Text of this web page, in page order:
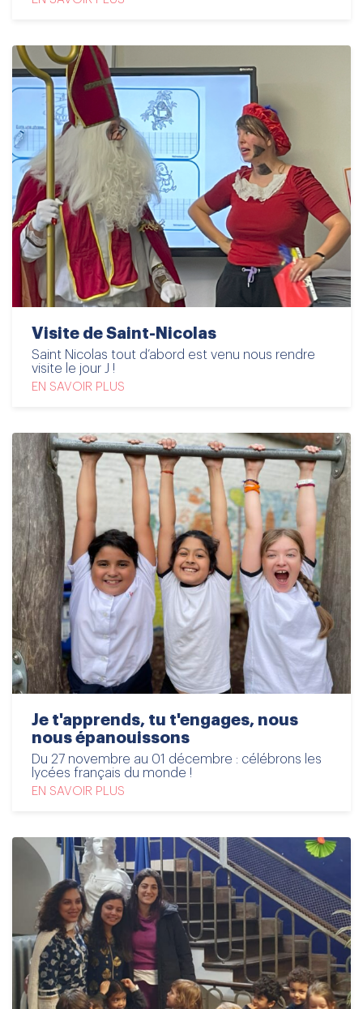
Visite de Saint-Nicolas
Saint Nicolas tout d’abord est venu nous rendre
visite le jour J !
EN SAVOIR PLUS
Je t'apprends, tu t'engages, nous
nous épanouissons
Du 27 novembre au 01 décembre : célébrons les
lycées français du monde !
EN SAVOIR PLUS